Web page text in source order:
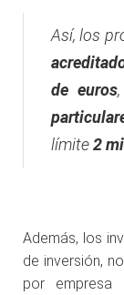
Así, los
de euros
límite2
Además, los
de inversión,
por